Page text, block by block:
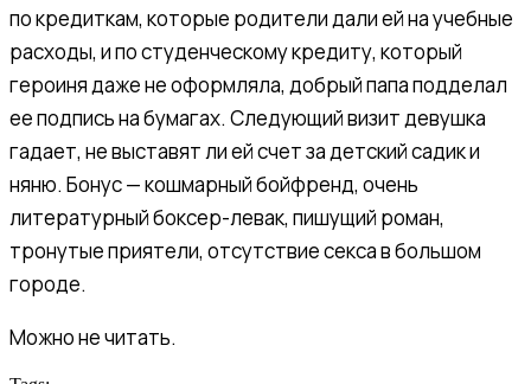
по кредиткам, которые родители дали ей на учебные
расходы, и по студенческому кредиту, который
героиня даже не оформляла, добрый папа подделал
ее подпись на бумагах. Следующий визит девушка
гадает, не выставят ли ей счет за детский садик и
няню. Бонус — кошмарный бойфренд, очень
литературный боксер-левак, пишущий роман,
тронутые приятели, отсутствие секса в большом
городе.
Можно не читать.